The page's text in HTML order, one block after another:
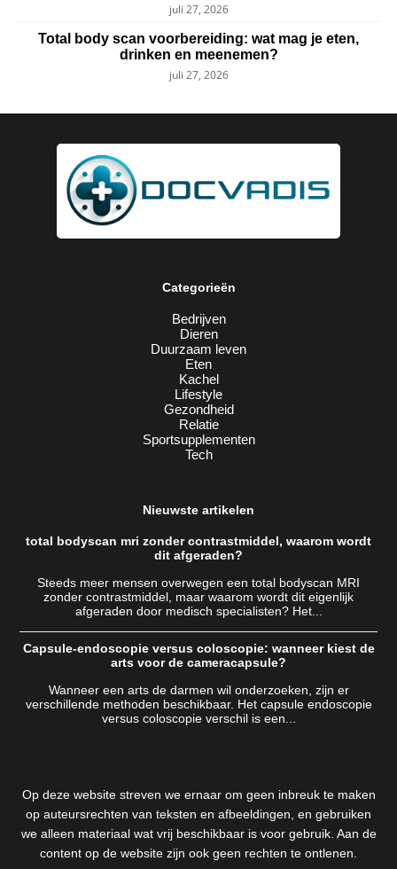
juli 27, 2026
Total body scan voorbereiding: wat mag je eten,
drinken en meenemen?
juli 27, 2026
Categorieën
Bedrijven
Dieren
Duurzaam leven
Eten
Kachel
Lifestyle
Gezondheid
Relatie
Sportsupplementen
Tech
Nieuwste artikelen
total bodyscan mri zonder contrastmiddel, waarom wordt
dit afgeraden?
Steeds meer mensen overwegen een total bodyscan MRI
zonder contrastmiddel, maar waarom wordt dit eigenlijk
afgeraden door medisch specialisten? Het...
Capsule-endoscopie versus coloscopie: wanneer kiest de
arts voor de cameracapsule?
Wanneer een arts de darmen wil onderzoeken, zijn er
verschillende methoden beschikbaar. Het capsule endoscopie
versus coloscopie verschil is een...
Op deze website streven we ernaar om geen inbreuk te maken
op auteursrechten van teksten en afbeeldingen, en gebruiken
we alleen materiaal wat vrij beschikbaar is voor gebruik. Aan de
content op de website zijn ook geen rechten te ontlenen.